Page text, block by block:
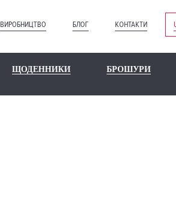
ВИРОБНИЦТВО БЛОГ КОНТАКТИ
ЩОДЕННИКИ БРОШУРИ